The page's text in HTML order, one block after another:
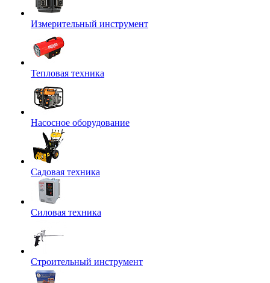
Измерительный инструмент
Тепловая техника
Насосное оборудование
Садовая техника
Силовая техника
Строительный инструмент